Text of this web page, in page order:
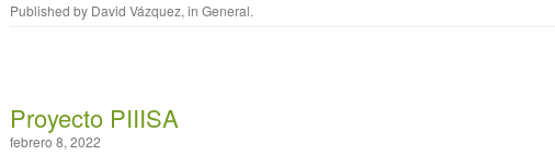
Published by David Vázquez, in General.
Proyecto PIIISA
febrero 8, 2022